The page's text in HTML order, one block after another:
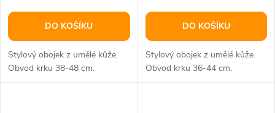
DO KOŠÍKU
Stylový obojek z umělé kůže.
Obvod krku 38-48 cm.
DO KOŠÍKU
Stylový obojek z umělé kůže.
Obvod krku 36-44 cm.